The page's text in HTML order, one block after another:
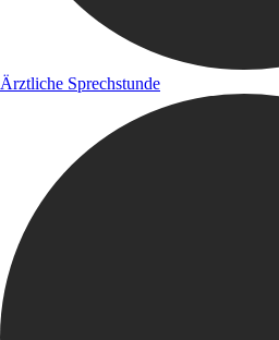
Ärztliche Sprechstunde